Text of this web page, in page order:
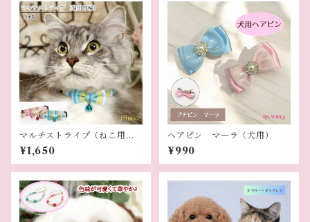
マルチストライプ（ねこ用首
輪）
¥1,650
ヘアピン マーラ（犬用）
¥990